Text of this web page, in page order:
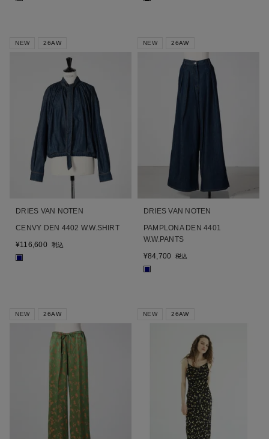
NEW 26AW
DRIES VAN NOTEN
CENVY DEN 4402 W.W.SHIRT
¥116,600 税込
■
NEW 26AW
DRIES VAN NOTEN
PAMPLONA DEN 4401
W.W.PANTS
¥84,700 税込
■
NEW 26AW NEW 26AW